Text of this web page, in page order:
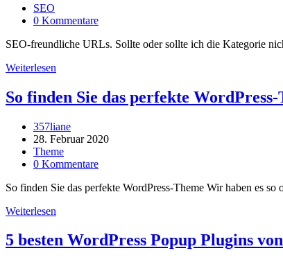
veröffentlicht:
Beitrags-
Kategorie:
SEO
Beitrags-
0 Kommentare
SEO-freundliche URLs. Sollte oder sollte ich die Kategorie
Weiterlesen
URLs.
So finden Sie das perfekte WordPress-
Beitrags-
Autor:
357liane
Beitrag
veröffentlicht:
28. Februar 2020
Beitrags-
Kategorie:
Theme
Beitrags-
0 Kommentare
So finden Sie das perfekte WordPress-Theme Wir haben es
Weiterlesen
Sie
das
5 besten WordPress Popup Plugins